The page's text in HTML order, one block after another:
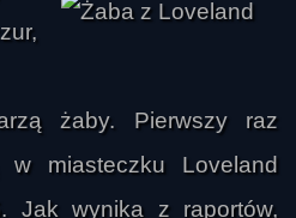
żaby. Pierwszy raz
miasteczku Loveland
Jak wynika z raportów,